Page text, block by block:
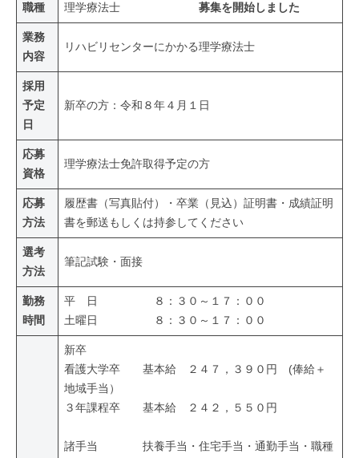
職種 理学療法士 募集を開始しました
業務
内容
リハビリセンターにかかる理学療法士
採用
予定
日
新卒の方：令和８年４月１日
応募
資格
理学療法士免許取得予定の方
応募
方法
履歴書（写真貼付）・卒業（見込）証明書・成績証明
書を郵送もしくは持参してください
選考
方法
筆記試験・面接
勤務
時間
平 日 ８：３０～１７：００
土曜日 ８：３０～１７：００
新卒
看護大学卒 基本給 ２４７，３９０円 (俸給＋
地域手当）
３年課程卒 基本給 ２４２，５５０円
諸手当 扶養手当・住宅手当・通勤手当・職種